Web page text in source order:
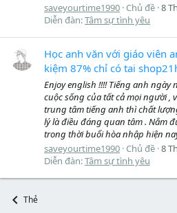
saveyourtime1990 Chủ đề 8
Diễn đàn:Tâm sự tình yêu
Học anh văn với giáo viên
kiệm 87% chỉ có tai
Enjoy english !!!! Tiếng anh
cuộc sống của tất cả mọi người ,
trung tâm tiếng anh thì chất
lý là điều đáng quan tâm . Nắm
trong thời buổi hòa nhập hiện
saveyourtime1990 Chủ đề 8
Diễn đàn:Tâm sự tình yêu
Thẻ